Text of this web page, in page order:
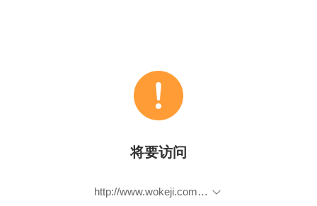
将要访问
http://www.wokeji.com/kbjh/zxbd_10031/201512/t20151223_2074569.shtml